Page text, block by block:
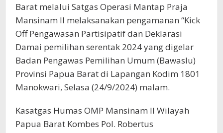
Barat melalui Satgas Operasi Mantap Praja
Mansinam II melaksanakan pengamanan “Kick
Off Pengawasan Partisipatif dan Deklarasi
Damai pemilihan serentak 2024 yang digelar
Badan Pengawas Pemilihan Umum (Bawaslu)
Provinsi Papua Barat di Lapangan Kodim 1801
Manokwari, Selasa (24/9/2024) malam.
Kasatgas Humas OMP Mansinam II Wilayah
Papua Barat Kombes Pol. Robertus